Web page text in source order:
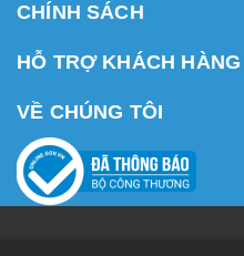
CHÍNH SÁCH
HỖ TRỢ KHÁCH HÀNG
VỀ CHÚNG TÔI